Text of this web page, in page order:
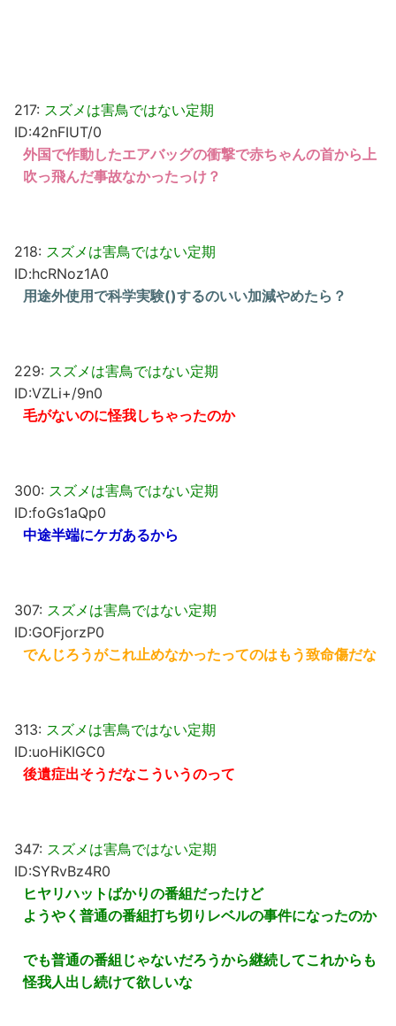
217: スズメは害鳥ではない定期
ID:42nFIUT/0
外国で作動したエアバッグの衝撃で赤ちゃんの首から上
吹っ飛んだ事故なかったっけ？
218: スズメは害鳥ではない定期
ID:hcRNoz1A0
用途外使用で科学実験()するのいい加減やめたら？
229: スズメは害鳥ではない定期
ID:VZLi+/9n0
毛がないのに怪我しちゃったのか
300: スズメは害鳥ではない定期
ID:foGs1aQp0
中途半端にケガあるから
307: スズメは害鳥ではない定期
ID:GOFjorzP0
でんじろうがこれ止めなかったってのはもう致命傷だな
313: スズメは害鳥ではない定期
ID:uoHiKIGC0
後遺症出そうだなこういうのって
347: スズメは害鳥ではない定期
ID:SYRvBz4R0
ヒヤリハットばかりの番組だったけど
ようやく普通の番組打ち切りレベルの事件になったのか
でも普通の番組じゃないだろうから継続してこれからも
怪我人出し続けて欲しいな